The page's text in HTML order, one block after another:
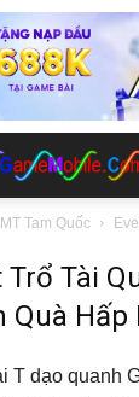
MT Tam Quốc
Tài
Quà Hấp
T dạo quanh